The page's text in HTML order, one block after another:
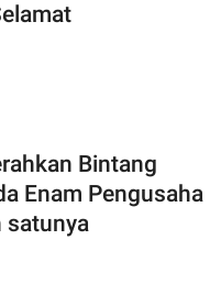
Bintang
Enam Pengusaha
satunya